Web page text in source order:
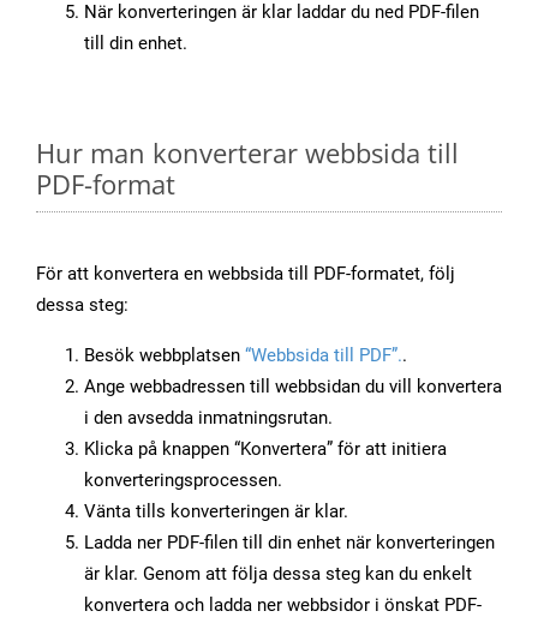
När konverteringen är klar laddar du ned PDF-filen
till din enhet.
Hur man konverterar webbsida till
PDF-format
För att konvertera en webbsida till PDF-formatet, följ
dessa steg:
Besök webbplatsen “Webbsida till PDF”..
Ange webbadressen till webbsidan du vill konvertera
i den avsedda inmatningsrutan.
Klicka på knappen “Konvertera” för att initiera
konverteringsprocessen.
Vänta tills konverteringen är klar.
Ladda ner PDF-filen till din enhet när konverteringen
är klar. Genom att följa dessa steg kan du enkelt
konvertera och ladda ner webbsidor i önskat PDF-